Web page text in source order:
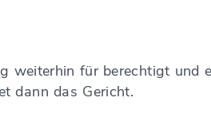
weiterhin für berechtigt und
dann das Gericht.